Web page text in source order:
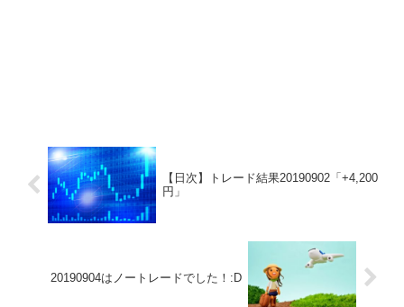
【日次】トレード結果20190902「+4,200
円」
20190904はノートレードでした！:D